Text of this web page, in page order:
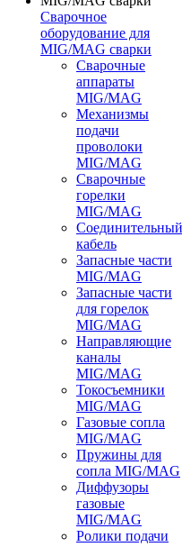
Сварочное
оборудование для
MIG/MAG сварки
Сварочные
аппараты
MIG/MAG
Механизмы
подачи
проволоки
MIG/MAG
Сварочные
горелки
MIG/MAG
Соединительный
кабель
Запасные части
MIG/MAG
Запасные части
для горелок
MIG/MAG
Направляющие
каналы
MIG/MAG
Токосъемники
MIG/MAG
Газовые сопла
MIG/MAG
Пружины для
сопла MIG/MAG
Диффузоры
газовые
MIG/MAG
Ролики подачи